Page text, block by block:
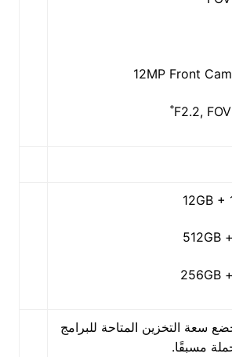
12MP Front
F2.2,
12GB
سعة التخزين المتاحة للبرامج
مسبقًا.